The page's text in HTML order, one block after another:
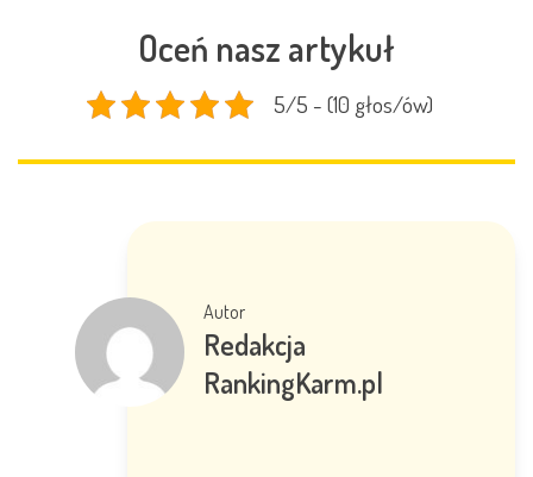
Oceń nasz artykuł
5/5 - (10 głos/ów)
Autor
Redakcja
RankingKarm.pl